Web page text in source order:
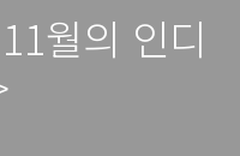
월의 인디